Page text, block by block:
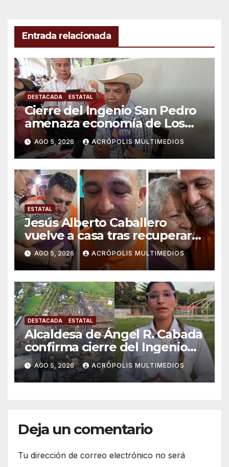
Entrada relacionada
DESTACADA ESTATAL
Cierre del Ingenio San Pedro
amenaza economía de Los
Tuxtlas
AGO 5, 2026 ACRÓPOLIS MULTIMEDIOS
ESTATAL
Jesús Alberto Caballero
vuelve a casa tras recuperar
libertad
AGO 5, 2026 ACRÓPOLIS MULTIMEDIOS
DESTACADA ESTATAL
Alcaldesa de Ángel R. Cabada
confirma cierre del Ingenio
San Pedro; crece la
incertidumbre entre obreros
y productores
AGO 5, 2026 ACRÓPOLIS MULTIMEDIOS
Deja un comentario
Tu dirección de correo electrónico no será